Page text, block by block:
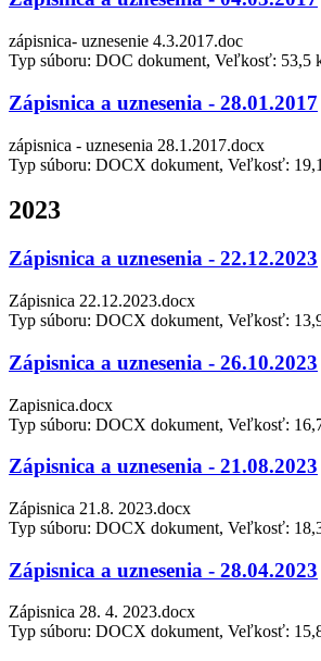
zápisnica- uznesenie 4.3.2017.doc
Typ súboru: DOC dokument, Veľkosť: 53,5
Zápisnica a uznesenia - 28.01.2017
zápisnica - uznesenia 28.1.2017.docx
Typ súboru: DOCX dokument, Veľkosť:
2023
Zápisnica a uznesenia - 22.12.2023
Zápisnica 22.12.2023.docx
Typ súboru: DOCX dokument, Veľkosť:
Zápisnica a uznesenia - 26.10.2023
Zapisnica.docx
Typ súboru: DOCX dokument, Veľkosť:
Zápisnica a uznesenia - 21.08.2023
Zápisnica 21.8. 2023.docx
Typ súboru: DOCX dokument, Veľkosť:
Zápisnica a uznesenia - 28.04.2023
Zápisnica 28. 4. 2023.docx
Typ súboru: DOCX dokument, Veľkosť: